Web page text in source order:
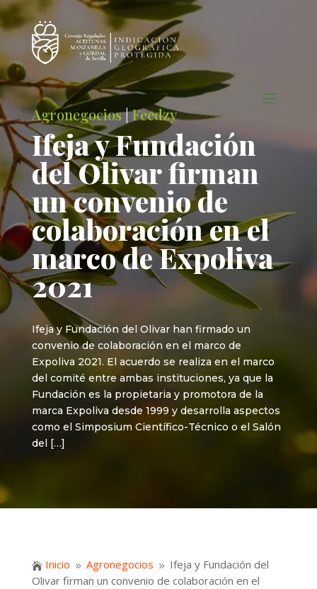
Agronegocios|Feedzy
Ifeja y Fundación
del Olivar firman
un convenio de
colaboración en el
marco de Expoliva
2021
Ifeja y Fundación del Olivar han firmado un
convenio de colaboración en el marco de
Expoliva 2021. El acuerdo se realiza en el marco
del comité entre ambas instituciones, ya que la
Fundación es la propietaria y promotora de la
marca Expoliva desde 1999 y desarrolla aspectos
como el Simposium Científico-Técnico o el Salón
del […]
 Inicio 9 Agronegocios 9 Ifeja y Fundación del
Olivar firman un convenio de colaboración en el